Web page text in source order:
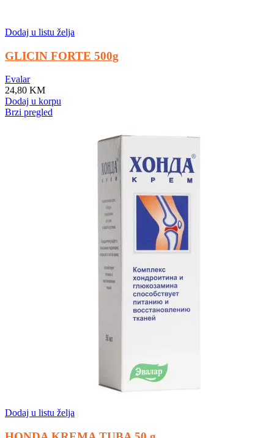
Dodaj u listu želja
GLICIN FORTE 500g
Evalar
24,80 KM
Dodaj u korpu
Brzi pregled
Dodaj u listu želja